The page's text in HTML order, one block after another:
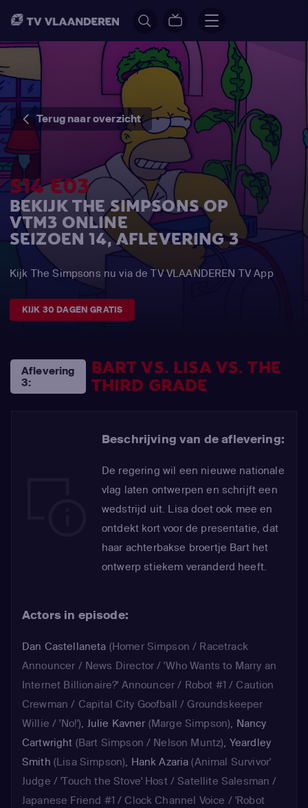
Terug naar overzicht
S14 E03
BEKIJK THE SIMPSONS OP
VTM3 ONLINE
SEIZOEN 14, AFLEVERING 3
Kijk The Simpsons nu via de TV VLAANDEREN TV App
KIJK 30 DAGEN GRATIS
Aflevering
3:
BART VS. LISA VS. THE
THIRD GRADE
Beschrijving van de aflevering:
De regering wil een nieuwe nationale
vlag laten ontwerpen en schrijft een
wedstrijd uit. Lisa doet ook mee en
ontdekt kort voor de presentatie, dat
haar achterbakse broertje Bart het
ontwerp stiekem veranderd heeft.
Actors in episode:
Dan Castellaneta (Homer Simpson / Racetrack
Announcer / News Director / 'Who Wants to Marry an
Internet Billionaire?' Announcer / Robot #1 / Caution
Crewman / Capital City Goofball / Groundskeeper
Willie / 'No!'), Julie Kavner (Marge Simpson), Nancy
Cartwright (Bart Simpson / Nelson Muntz), Yeardley
Smith (Lisa Simpson), Hank Azaria (Animal Survivor'
Judge / 'Touch the Stove' Host / Satellite Salesman /
Japanese Friend #1 / Clock Channel Voice / 'Robot